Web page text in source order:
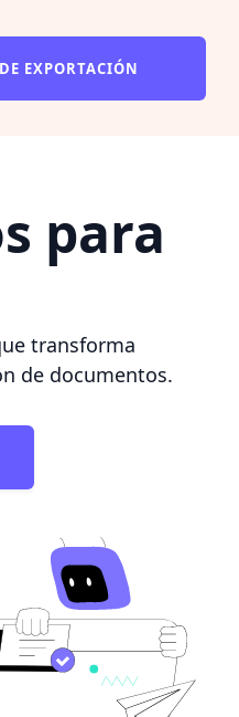
EXPORTACIÓN
para
transforma
de documentos.